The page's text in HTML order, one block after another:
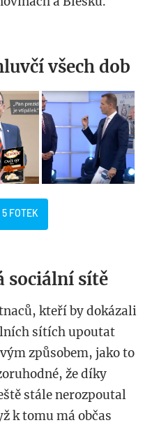
všech dob
FOTEK
sociální sítě
kteří by dokázali
sítích upoutat
způsobem, jako to
že díky
stále nerozpoutal
k tomu má občas